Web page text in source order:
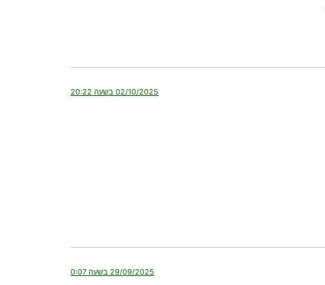
02/10/2025 בשעה 20:22
29/09/2025 בשעה 0:07